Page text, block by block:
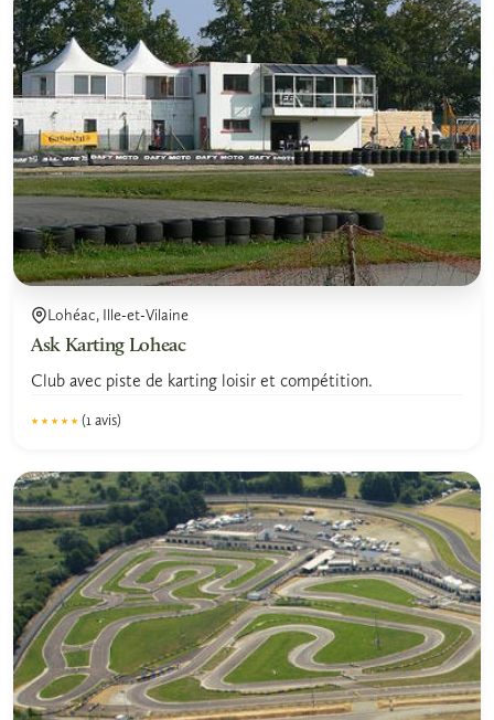
Lohéac, Ille-et-Vilaine
Ask Karting Loheac
Club avec piste de karting loisir et compétition.
★★★★★
★★★★★ (1 avis)